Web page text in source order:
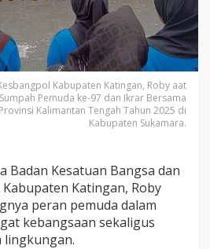
Kabupaten Katingan, Roby aat
Pemuda ke-97 dan Ikrar Bersama
Kalimantan Tengah Tahun 2025 di
Kabupaten Sukamara.
Badan Kesatuan Bangsa dan
Katingan, Roby
peran pemuda dalam
kebangsaan sekaligus
lingkungan.